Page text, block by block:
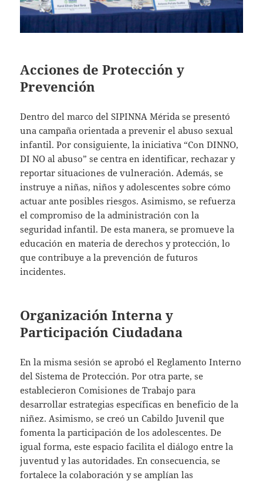
Acciones de Protección y
Prevención
Dentro del marco del SIPINNA Mérida se presentó
una campaña orientada a prevenir el abuso sexual
infantil. Por consiguiente, la iniciativa “Con DINNO,
DI NO al abuso” se centra en identificar, rechazar y
reportar situaciones de vulneración. Además, se
instruye a niñas, niños y adolescentes sobre cómo
actuar ante posibles riesgos. Asimismo, se refuerza
el compromiso de la administración con la
seguridad infantil. De esta manera, se promueve la
educación en materia de derechos y protección, lo
que contribuye a la prevención de futuros
incidentes.
Organización Interna y
Participación Ciudadana
En la misma sesión se aprobó el Reglamento Interno
del Sistema de Protección. Por otra parte, se
establecieron Comisiones de Trabajo para
desarrollar estrategias específicas en beneficio de la
niñez. Asimismo, se creó un Cabildo Juvenil que
fomenta la participación de los adolescentes. De
igual forma, este espacio facilita el diálogo entre la
juventud y las autoridades. En consecuencia, se
fortalece la colaboración y se amplían las